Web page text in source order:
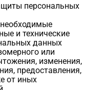
персональных
и технические
данных
или
изменения,
предоставления,
от иных